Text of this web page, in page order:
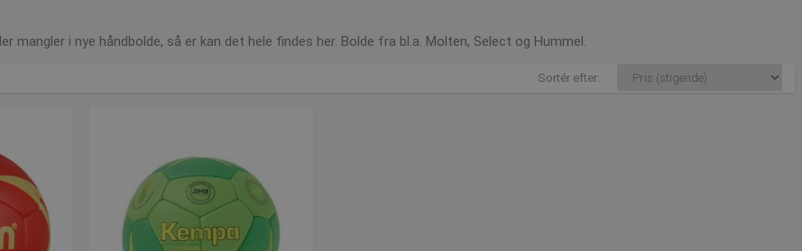
mangler i nye håndbolde, så er kan det hele findes her. Bolde fra bl.a. Molten, Select og Hummel.
Sortér efter: